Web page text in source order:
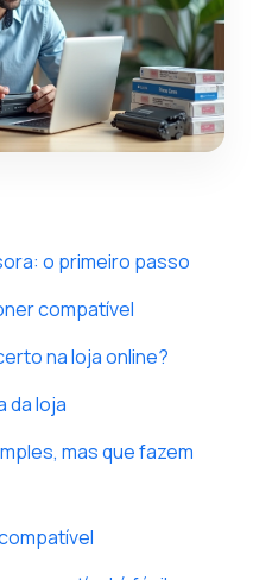
o primeiro passo
compatível
na loja online?
da loja
mas que fazem